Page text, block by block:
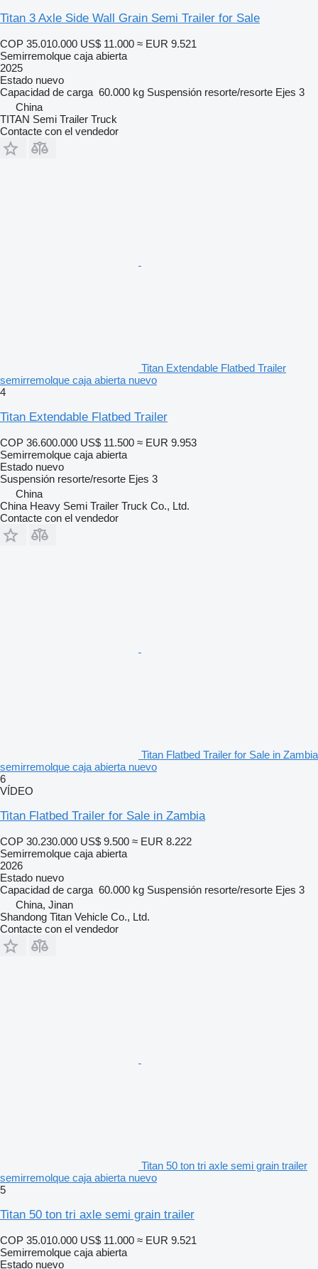
Titan 3 Axle Side Wall Grain Semi Trailer for Sale
COP 35.010.000 US$ 11.000 ≈ EUR 9.521
Semirremolque caja abierta
2025
Estado nuevo
Capacidad de carga 60.000 kg Suspensión resorte/resorte Ejes 3
China
TITAN Semi Trailer Truck
Contacte con el vendedor
Titan Extendable Flatbed Trailer
semirremolque caja abierta nuevo
4
Titan Extendable Flatbed Trailer
COP 36.600.000 US$ 11.500 ≈ EUR 9.953
Semirremolque caja abierta
Estado nuevo
Suspensión resorte/resorte Ejes 3
China
China Heavy Semi Trailer Truck Co., Ltd.
Contacte con el vendedor
Titan Flatbed Trailer for Sale in Zambia
semirremolque caja abierta nuevo
6
VÍDEO
Titan Flatbed Trailer for Sale in Zambia
COP 30.230.000 US$ 9.500 ≈ EUR 8.222
Semirremolque caja abierta
2026
Estado nuevo
Capacidad de carga 60.000 kg Suspensión resorte/resorte Ejes 3
China, Jinan
Shandong Titan Vehicle Co., Ltd.
Contacte con el vendedor
Titan 50 ton tri axle semi grain trailer
semirremolque caja abierta nuevo
5
Titan 50 ton tri axle semi grain trailer
COP 35.010.000 US$ 11.000 ≈ EUR 9.521
Semirremolque caja abierta
Estado nuevo